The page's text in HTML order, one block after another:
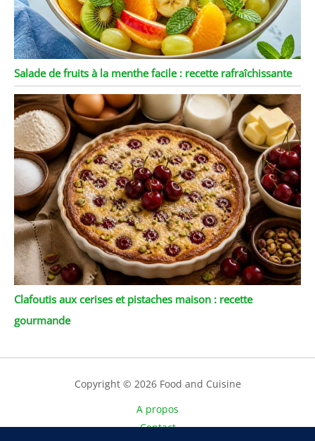
Salade de fruits à la menthe facile : recette rafraîchissante
Clafoutis aux cerises et pistaches maison : recette
gourmande
Copyright © 2026 Food and Cuisine
A propos
Contact